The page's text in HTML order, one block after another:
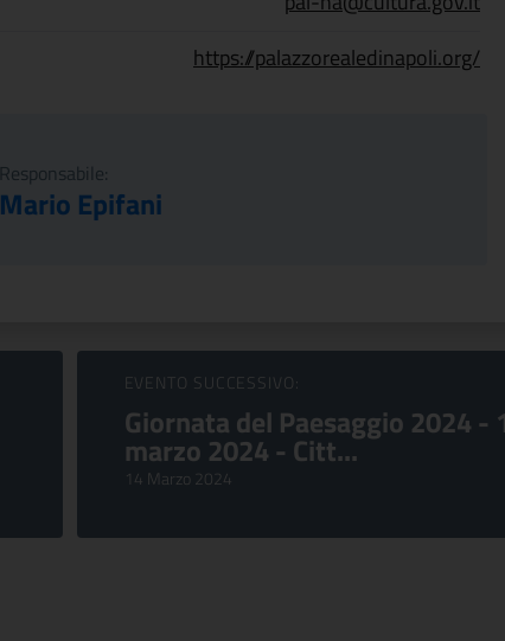
https://palazzorealedinapoli.org/
Responsabile:
Mario Epifani
EVENTO SUCCESSIVO:
Giornata del Paesaggio 2024 -
marzo 2024 - Citt...
14 Marzo 2024